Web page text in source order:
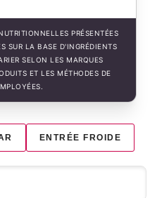
PRÉSENTÉES
SUR LA BASE D'INGRÉDIENTS
SELON LES MARQUES
ET LES MÉTHODES DE
ENTRÉE FROIDE